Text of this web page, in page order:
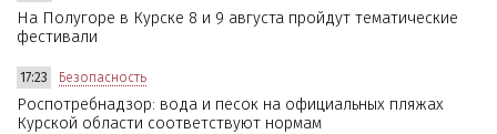
На Полугоре в Курске 8 и 9 августа пройдут тематические
фестивали
17:23 Безопасность
Роспотребнадзор: вода и песок на официальных пляжах
Курской области соответствуют нормам